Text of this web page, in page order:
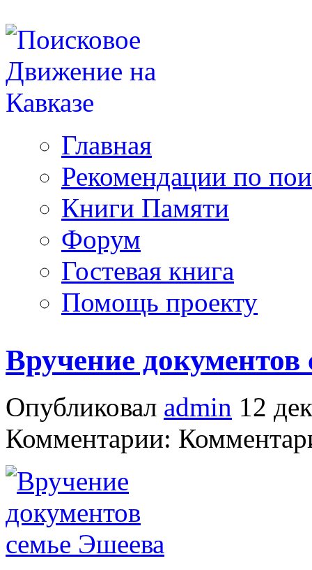
Главная
Рекомендации по
Книги Памяти
Форум
Гостевая книга
Помощь проекту
Вручение документов
Опубликовал admin 12
Комментарии: